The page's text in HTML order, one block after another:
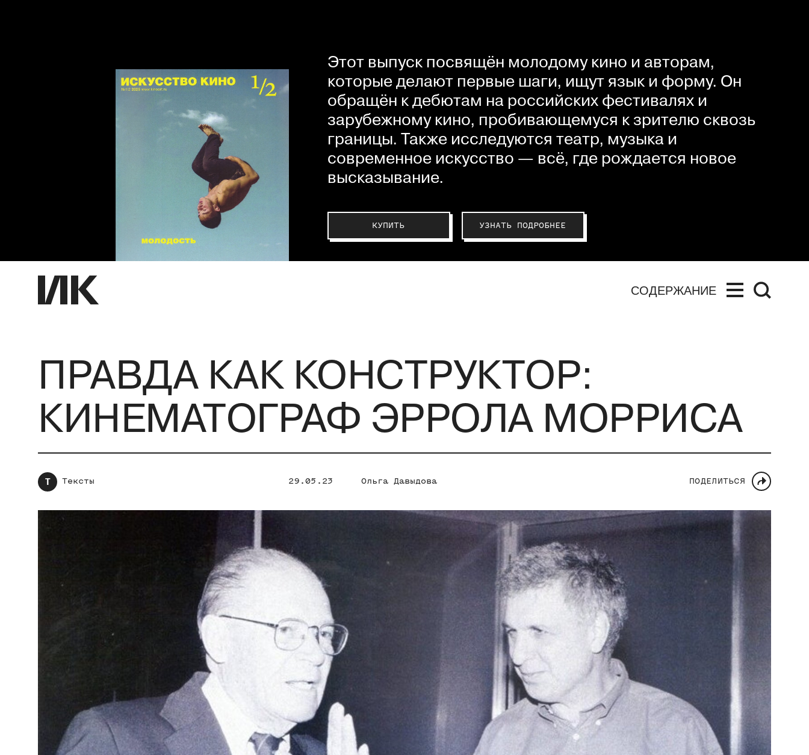
Этот выпуск посвящён молодому кино и авторам,
которые делают первые шаги, ищут язык и форму. Он
обращён к дебютам на российских фестивалях и
зарубежному кино, пробивающемуся к зрителю сквозь
границы. Также исследуются театр, музыка и
современное искусство — всё, где рождается новое
высказывание.
КУПИТЬ УЗНАТЬ ПОДРОБНЕЕ
СОДЕРЖАНИЕ
ПРАВДА КАК КОНСТРУКТОР:
КИНЕМАТОГРАФ ЭРРОЛА МОРРИСА
Т Тексты 29.05.23 Ольга Давыдова ПОДЕЛИТЬСЯ